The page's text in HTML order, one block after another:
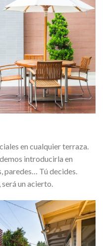
en cualquier terraza.
introducirla en
paredes… Tú decides.
un acierto.